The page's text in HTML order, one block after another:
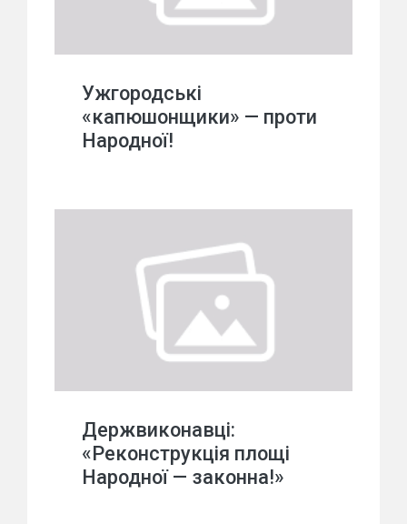
Ужгородські
«капюшонщики» — проти
Народної!
Держвиконавці:
«Реконструкція площі
Народної — законна!»